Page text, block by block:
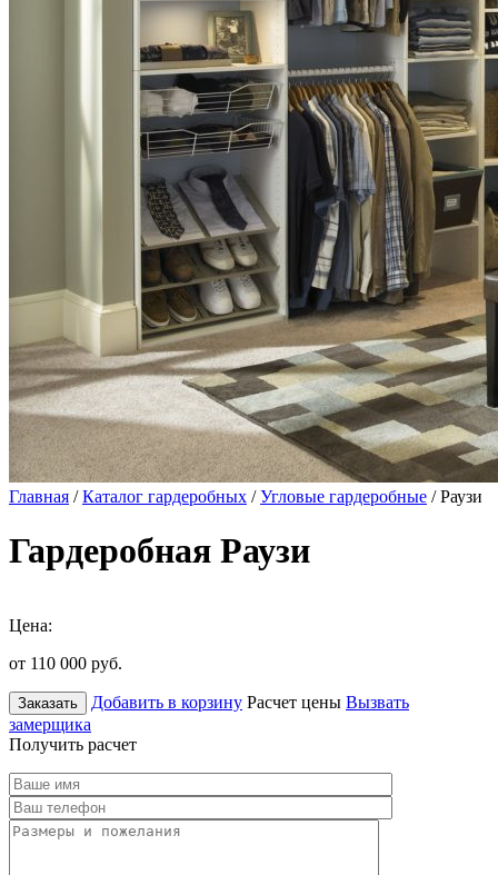
Главная /Каталог гардеробных /Угловые гардеробные / Раузи
Гардеробная Раузи
Цена:
от 110 000 руб.
Заказать Добавить в корзину Расчет цены Вызвать
замерщика
Получить расчет